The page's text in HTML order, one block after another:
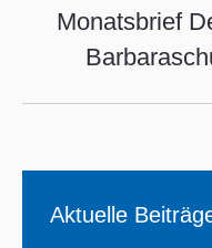
Monatsbrief
Aktuelle